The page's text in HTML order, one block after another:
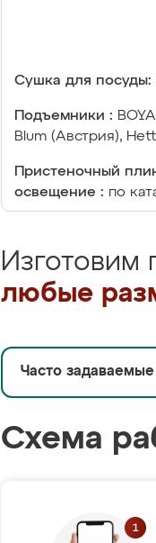
Сушка для посуды:
Подъемники :
Blum (Австрия),
Пристеночный
освещение : по
Изготовим
любые
Часто
Схема